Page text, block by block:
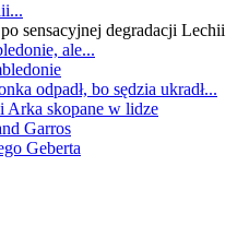
sensacyjnej degradacji Lechii
ale...
odpadł, bo sędzia ukradł...
Arka skopane w lidze
Garros
Geberta